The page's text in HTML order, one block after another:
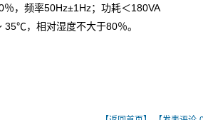
，频率50Hz±1Hz；功耗＜180VA
，相对湿度不大于80％。